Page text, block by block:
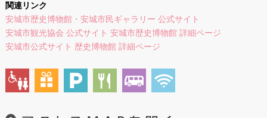
関連リンク
安城市歴史博物館・安城市民ギャラリー 公式サイト
安城市観光協会 公式サイト 安城市歴史博物館 詳細ページ
安城市公式サイト 歴史博物館 詳細ページ